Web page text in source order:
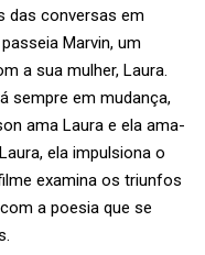
das conversas em
Marvin, um
a sua mulher, Laura.
sempre em mudança,
ama Laura e ela ama-
ela impulsiona o
examina os triunfos
a poesia que se